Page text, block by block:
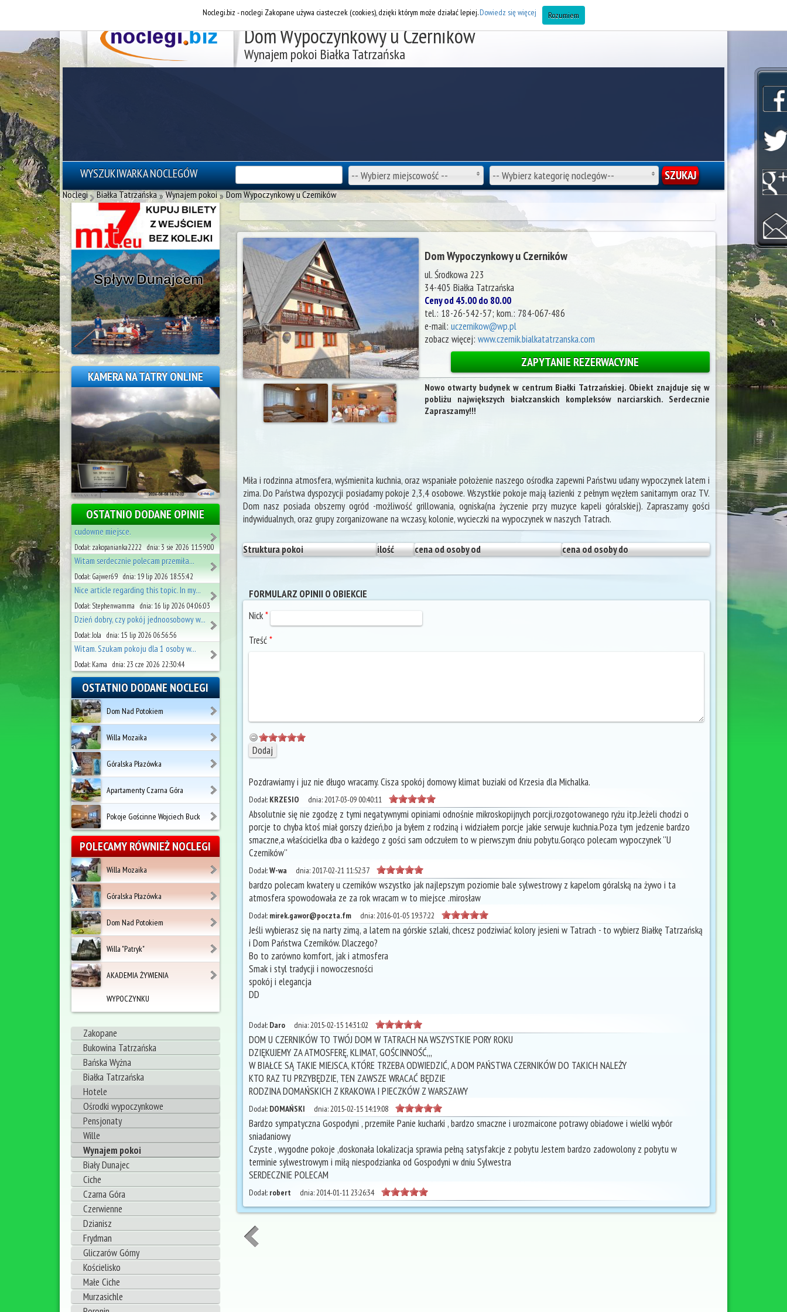
DODAJ OBIEKT DO BAZY (Noclegi Zakopane) »
Dom Wypoczynkowy u Czerników
Wynajem pokoi Białka Tatrzańska
WYSZUKIWARKA NOCLEGÓW -- Wybierz miejscowość -- -- Wybierz kategorię noclegów--
Noclegi Białka Tatrzańska»Wynajem pokoi»Dom Wypoczynkowy u Czerników
Dom Wypoczynkowy u Czerników
ul. Środkowa 223
34-405 Białka Tatrzańska
Ceny od 45.00 do 80.00
tel.: 18-26-542-57; kom.: 784-067-486
e-mail: uczernikow@wp.pl
zobacz więcej: www.czernik.bialkatatrzanska.com
ZAPYTANIE REZERWACYJNE
Nowo otwarty budynek w centrum Białki Tatrzańskiej. Obiekt znajduje się w
pobliżu największych białczanskich kompleksów narciarskich. Serdecznie
Zapraszamy!!!
Miła i rodzinna atmosfera, wyśmienita kuchnia, oraz wspaniałe położenie naszego ośrodka zapewni Państwu udany wypoczynek latem i
zima. Do Państwa dyspozycji posiadamy pokoje 2,3,4 osobowe. Wszystkie pokoje mają łazienki z pełnym węzłem sanitarnym oraz TV.
Dom nasz posiada obszerny ogród -możliwość grillowania, ogniska(na życzenie przy muzyce kapeli góralskiej). Zapraszamy gości
indywidualnych, oraz grupy zorganizowane na wczasy, kolonie, wycieczki na wypoczynek w naszych Tatrach.
Struktura pokoi ilość cena od osoby od cena od osoby do
FORMULARZ OPINII O OBIEKCIE
Nick*
Treść*
Pozdrawiamy i juz nie długo wracamy. Cisza spokój domowy klimat buziaki od Krzesia dla Michalka.
Dodał: KRZESIO dnia:2017-03-09 00:40:11
Absolutnie się nie zgodzę z tymi negatywnymi opiniami odnośnie mikroskopijnych porcji,rozgotowanego ryżu itp.Jeżeli chodzi o
porcje to chyba ktoś miał gorszy dzień,bo ja byłem z rodziną i widziałem porcje jakie serwuje kuchnia.Poza tym jedzenie bardzo
smaczne,a właścicielka dba o każdego z gości sam odczułem to w pierwszym dniu pobytu.Gorąco polecam wypoczynek ''U
Czerników''
Dodał:W-wa dnia:2017-02-21 11:52:37
bardzo polecam kwatery u czerników wszystko jak najlepszym poziomie bale sylwestrowy z kapelom góralską na żywo i ta
atmosfera spowodowała ze za rok wracam w to miejsce .mirosław
Dodał: mirek.gawor@poczta.fmdnia:2016-01-05 19:37:22
Jeśli wybierasz się na narty zimą, a latem na górskie szlaki, chcesz podziwiać kolory jesieni w Tatrach - to wybierz Białkę Tatrzańską
i Dom Państwa Czerników. Dlaczego?
Bo to zarówno komfort, jak i atmosfera
Smak i styl tradycji i nowoczesności
spokój i elegancja
DD
Dodał: Darodnia:2015-02-15 14:31:02
DOM U CZERNIKÓW TO TWÓJ DOM W TATRACH NA WSZYSTKIE PORY ROKU
DZIĘKUJEMY ZA ATMOSFERĘ, KLIMAT, GOŚCINNOŚĆ,,,
W BIAŁCE SĄ TAKIE MIEJSCA, KTÓRE TRZEBA ODWIEDZIĆ, A DOM PAŃSTWA CZERNIKÓW DO TAKICH NALEŻY
KTO RAZ TU PRZYBĘDZIE, TEN ZAWSZE WRACAĆ BĘDZIE
RODZINA DOMAŃSKICH Z KRAKOWA I PIECZKÓW Z WARSZAWY
Dodał: DOMAŃSKI dnia:2015-02-15 14:19:08
Bardzo sympatyczna Gospodyni , przemiłe Panie kucharki , bardzo smaczne i urozmaicone potrawy obiadowe i wielki wybór
sniadaniowy
Czyste , wygodne pokoje ,doskonała lokalizacja sprawia pełną satysfakcje z pobytu Jestem bardzo zadowolony z pobytu w
terminie sylwestrowym i miłą niespodzianka od Gospodyni w dniu Sylwestra
SERDECZNIE POLECAM
Dodał: robert dnia:2014-01-11 23:26:34
reklama - noclegi Zakopane
KAMERA NA TATRY ONLINE
OSTATNIO DODANE OPINIE
cudowne miejsce.
Dodał: zakopanianka2222 dnia: 3 sie 2026 11:59:00
Witam serdecznie polecam przemiła...
Dodał: Gajwer69 dnia: 19 lip 2026 18:55:42
Nice article regarding this topic. In my...
Dodał: Stephenwamma dnia: 16 lip 2026 04:06:03
Dzień dobry, czy pokój jednoosobowy w...
Dodał: Jola dnia: 15 lip 2026 06:56:56
Witam. Szukam pokoju dla 1 osoby w...
Dodał: Kama dnia: 23 cze 2026 22:30:44
OSTATNIO DODANE NOCLEGI
Dom Nad Potokiem
Willa Mozaika
Góralska Płazówka
Apartamenty Czarna Góra
Pokoje Gościnne Wojciech Buck
POLECAMY RÓWNIEŻ NOCLEGI
Willa Mozaika
Góralska Płazówka
Dom Nad Potokiem
Willa "Patryk"
AKADEMIA ŻYWIENIA
WYPOCZYNKU
Zakopane
Bukowina Tatrzańska
Bańska Wyżna
Białka Tatrzańska
Hotele
Ośrodki wypoczynkowe
Pensjonaty
Wille
Wynajem pokoi
Biały Dunajec
Ciche
Czarna Góra
Czerwienne
Dzianisz
Frydman
Gliczarów Górny
Kościelisko
Małe Ciche
Murzasichle
Noclegi.biz - noclegi Zakopane używa ciasteczek (cookies), dzięki którym może działać lepiej.Dowiedz się więcej Rozumiem